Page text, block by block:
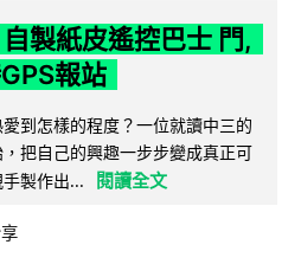
製紙皮遙控巴士 門,
報站
到怎樣的程度？一位就讀中三的
把自己的興趣一步步變成真正可
製作出...
閱讀全文